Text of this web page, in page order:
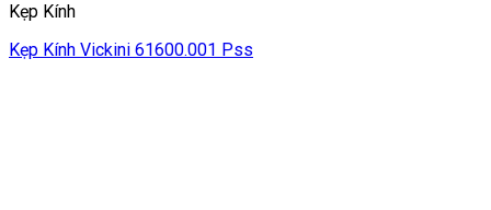
Kẹp Kính
Kẹp Kính Vickini 61600.001 Pss